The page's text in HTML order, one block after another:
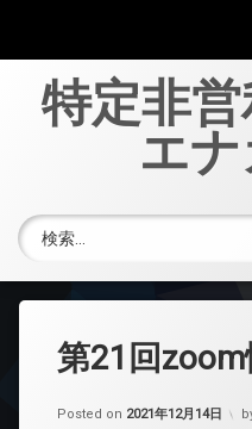
投稿一覧
多職種協働の劇について
特定非
エ
電話番号:
第21回
Posted on 2021年12月14日